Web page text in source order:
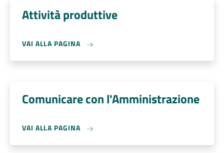
Attività produttive
VAI ALLA PAGINA
Comunicare con l'Amministrazione
VAI ALLA PAGINA